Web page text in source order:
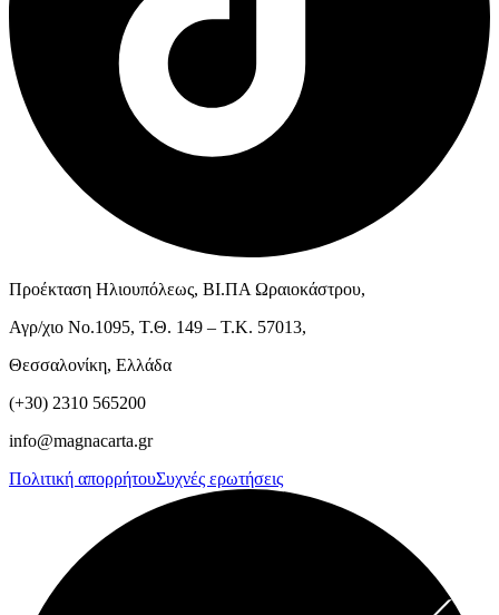
Προέκταση Ηλιουπόλεως, ΒΙ.ΠΑ Ωραιοκάστρου,
Αγρ/χιο Νο.1095, Τ.Θ. 149 – Τ.Κ. 57013,
Θεσσαλονίκη, Ελλάδα
(+30) 2310 565200
info@magnacarta.gr
Πολιτική απορρήτουΣυχνές ερωτήσεις